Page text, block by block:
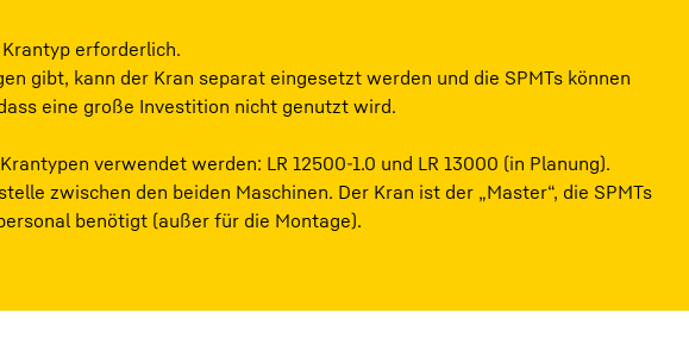
erforderlich.
gibt, kann der Kran separat eingesetzt werden und die SPMTs können
eine große Investition nicht genutzt wird.
verwendet werden: LR 12500-1.0 und LR 13000 (in Planung).
zwischen den beiden Maschinen. Der Kran ist der „Master“, die SPMTs
benötigt (außer für die Montage).